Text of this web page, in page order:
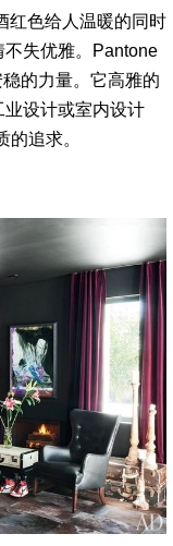
红色给人温暖的同时
失优雅。Pantone
的力量。它高雅的
设计或室内设计
的追求。